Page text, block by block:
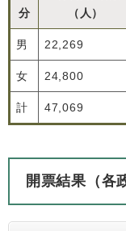
分
（人）
男 22,269
女 24,800
計 47,069
開票結果（各